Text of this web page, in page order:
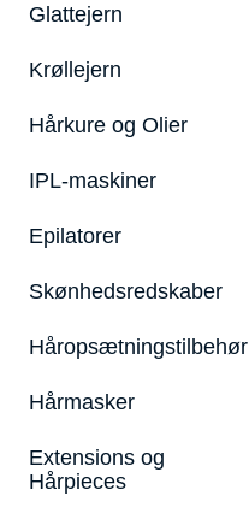
Glattejern
Krøllejern
Hårkure og Olier
IPL-maskiner
Epilatorer
Skønhedsredskaber
Håropsætningstilbehør
Hårmasker
Extensions og
Hårpieces